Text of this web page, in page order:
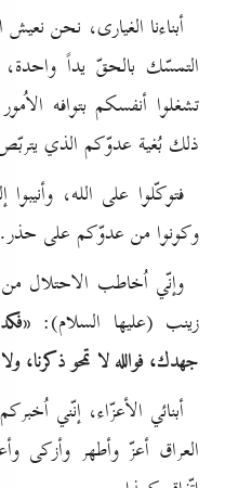
أبناءنا الغيارى، نحن
التمسّك بالحقّ يداً
تشغلوا أنفسكم بتوافه
ذلك بُغية عدوّكم الذي
فتوكّلوا على الله،
وكونوا من عدوّكم على حذر.
وإنّي اُخاطب الاحتلال من
زينب (عليها السلام):
جهدك، فوالله لا تمحو ذكرنا،
أبنائي الأعزّاء، إنّني
العراق أعزّ وأطهر وأزكى